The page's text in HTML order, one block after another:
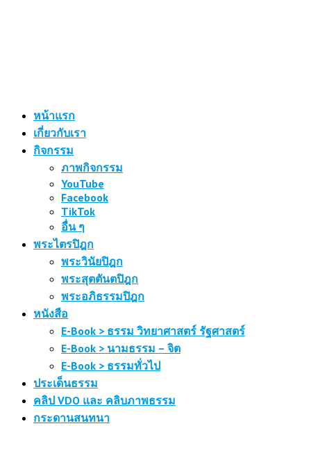
หน้าแรก
เกี่ยวกับเรา
กิจกรรม
ภาพกิจกรรม
YouTube
Facebook
TikTok
อื่น ๆ
พระไตรปิฎก
พระวินัยปิฎก
พระสุตตันตปิฎก
พระอภิธรรมปิฎก
หนังสือ
E-Book > ธรรม วิทยาศาสตร์ รัฐศาสตร์
E-Book > นามธรรม – จิต
E-Book > ธรรมทั่วไป
ประเด็นธรรม
คลิป VDO และ คลิบภาพธรรม
กระดานสนทนา